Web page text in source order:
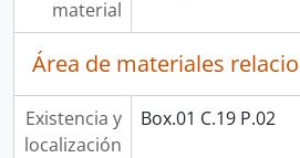
material
Área de materiales
Existencia y
localización
Box.01 C.19 P.02